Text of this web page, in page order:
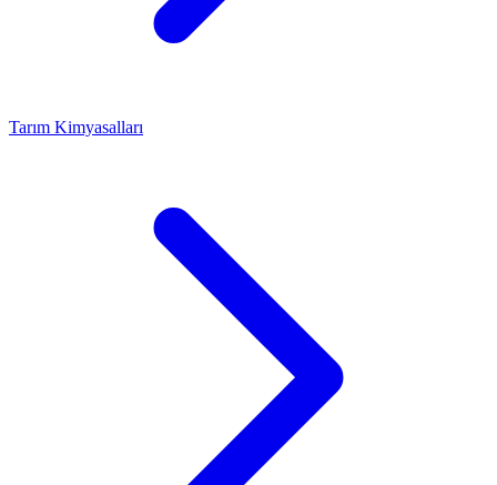
Tarım Kimyasalları